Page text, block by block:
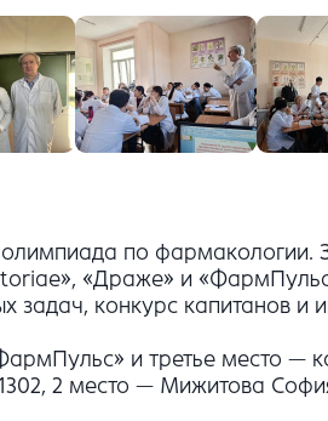
олимпиада по фармакологии.
«Драже» и
конкурс капитанов и
и третье место —
2 место — Мижитова